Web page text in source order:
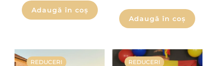
Adaugă în coș
Adaugă în coș
REDUCERI REDUCERI